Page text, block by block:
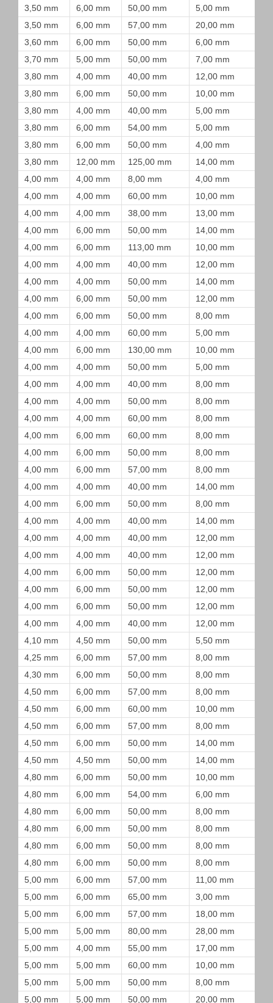
3,50 mm 6,00 mm 50,00 mm
5,00 mm
3,50 mm
6,00 mm 57,00 mm
20,00 mm
3,60 mm
6,00 mm 50,00 mm
6,00 mm
3,70 mm
5,00 mm 50,00 mm
7,00 mm
3,80 mm
4,00 mm 40,00 mm
12,00 mm
3,80 mm
6,00 mm 50,00 mm
10,00 mm
3,80 mm
4,00 mm 40,00 mm
5,00 mm
3,80 mm
6,00 mm 54,00 mm
5,00 mm
3,80 mm
6,00 mm 50,00 mm
4,00 mm
3,80 mm
12,00 mm 125,00 mm
14,00 mm
4,00 mm
4,00 mm 8,00 mm
4,00 mm
4,00 mm
4,00 mm 60,00 mm
10,00 mm
4,00 mm
4,00 mm 38,00 mm
13,00 mm
4,00 mm
6,00 mm 50,00 mm
14,00 mm
4,00 mm
6,00 mm 113,00 mm
10,00 mm
4,00 mm
4,00 mm 40,00 mm
12,00 mm
4,00 mm
4,00 mm 50,00 mm
14,00 mm
4,00 mm
6,00 mm 50,00 mm
12,00 mm
4,00 mm
6,00 mm 50,00 mm
8,00 mm
4,00 mm
4,00 mm 60,00 mm
5,00 mm
4,00 mm
6,00 mm 130,00 mm
10,00 mm
4,00 mm
4,00 mm 50,00 mm
5,00 mm
4,00 mm
4,00 mm 40,00 mm
8,00 mm
4,00 mm
4,00 mm 50,00 mm
8,00 mm
4,00 mm
4,00 mm 60,00 mm
8,00 mm
4,00 mm
6,00 mm 60,00 mm
8,00 mm
4,00 mm
6,00 mm 50,00 mm
8,00 mm
4,00 mm
6,00 mm 57,00 mm
8,00 mm
4,00 mm
4,00 mm 40,00 mm
14,00 mm
4,00 mm
6,00 mm 50,00 mm
8,00 mm
4,00 mm
4,00 mm 40,00 mm
14,00 mm
4,00 mm
4,00 mm 40,00 mm
12,00 mm
4,00 mm
4,00 mm 40,00 mm
12,00 mm
4,00 mm
6,00 mm 50,00 mm
12,00 mm
4,00 mm
6,00 mm 50,00 mm
12,00 mm
4,00 mm
6,00 mm 50,00 mm
12,00 mm
4,00 mm
4,00 mm 40,00 mm
12,00 mm
4,10 mm
4,50 mm 50,00 mm
5,50 mm
4,25 mm
6,00 mm 57,00 mm
8,00 mm
4,30 mm
6,00 mm 50,00 mm
8,00 mm
4,50 mm
6,00 mm 57,00 mm
8,00 mm
4,50 mm
6,00 mm 60,00 mm
10,00 mm
4,50 mm
6,00 mm 57,00 mm
8,00 mm
4,50 mm
6,00 mm 50,00 mm
14,00 mm
4,50 mm
4,50 mm 50,00 mm
14,00 mm
4,80 mm
6,00 mm 50,00 mm
10,00 mm
4,80 mm
6,00 mm 54,00 mm
6,00 mm
4,80 mm
6,00 mm 50,00 mm
8,00 mm
4,80 mm
6,00 mm 50,00 mm
8,00 mm
4,80 mm
6,00 mm 50,00 mm
8,00 mm
4,80 mm
6,00 mm 50,00 mm
8,00 mm
5,00 mm
6,00 mm 57,00 mm
11,00 mm
5,00 mm
6,00 mm 65,00 mm
3,00 mm
5,00 mm
6,00 mm 57,00 mm
18,00 mm
5,00 mm
5,00 mm 80,00 mm
28,00 mm
5,00 mm
4,00 mm 55,00 mm
17,00 mm
5,00 mm
5,00 mm 60,00 mm
10,00 mm
5,00 mm
5,00 mm 50,00 mm
8,00 mm
5,00 mm
5,00 mm 50,00 mm
20,00 mm